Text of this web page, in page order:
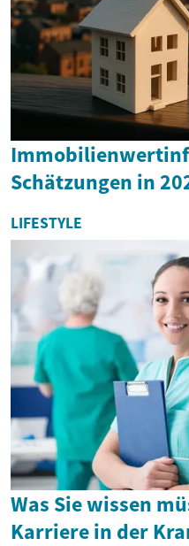
Schätzungen in
LIFESTYLE
Was Sie wissen
Karriere in der